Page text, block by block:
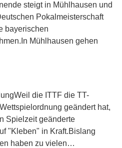
steigt in Mühlhausen und
Pokalmeisterschaft
bayerischen
Mühlhausen gehen
die ITTF die TT-
geändert hat,
Spielzeit geänderte
"Kleben" in Kraft.Bislang
haben zu vielen…